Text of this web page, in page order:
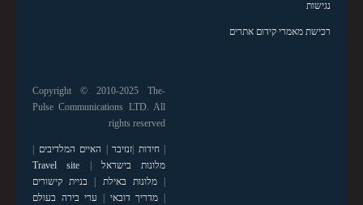
נגישות
רכישת מאמרי קידום אתרים
Copyright © 2010-2025 The-
Pulse Communications LTD. All
rights reserved
|חידות |זנזיבר | האיים המלדיבים |
מלונות בישראל |
Travel site
|מלונות באילת | בניית קישורים
| מדריך דובאי | ערי בירה בעולם